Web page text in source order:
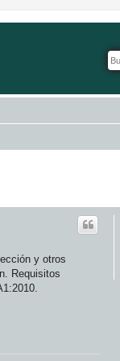
y otros
Requisitos